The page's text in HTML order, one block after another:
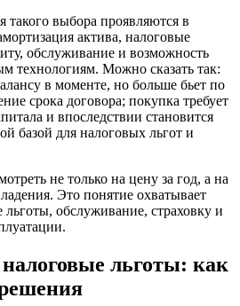
такого выбора проявляются в
актива, налоговые
обслуживание и возможность
технологиям. Можно сказать так:
в моменте, но больше бьет по
срока договора; покупка требует
и впоследствии становится
базой для налоговых льгот и
не только на цену за год, а на
Это понятие охватывает
обслуживание, страховку и
льготы: как